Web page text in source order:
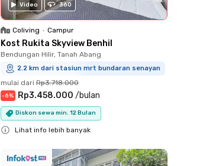
Video 360
Coliving • Campur
Kost Rukita Skyview Benhil
Bendungan Hilir, Tanah Abang
2.2 km dari stasiun mrt bundaran senayan
mulai dari Rp3.718.000
-6% Rp3.458.000 /bulan
Diskon sewa min. 12 Bulan
Lihat info lebih banyak